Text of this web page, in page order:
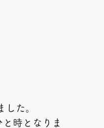
た。
時となりま